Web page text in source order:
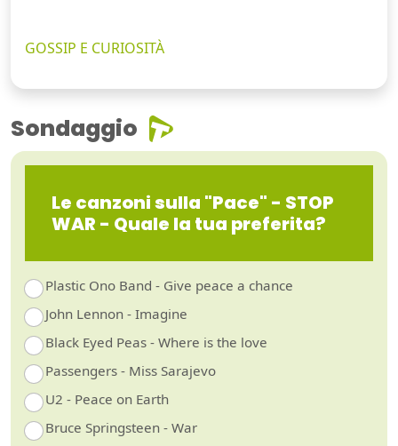
GOSSIP E CURIOSITÀ
Sondaggio
Le canzoni sulla "Pace" - STOP
WAR - Quale la tua preferita?
Plastic Ono Band - Give peace a chance
John Lennon - Imagine
Black Eyed Peas - Where is the love
Passengers - Miss Sarajevo
U2 - Peace on Earth
Bruce Springsteen - War